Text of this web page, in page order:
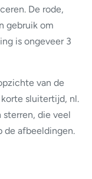
De rode,
gebruik om
is ongeveer 3
van de
sluitertijd, nl.
die veel
de afbeeldingen.